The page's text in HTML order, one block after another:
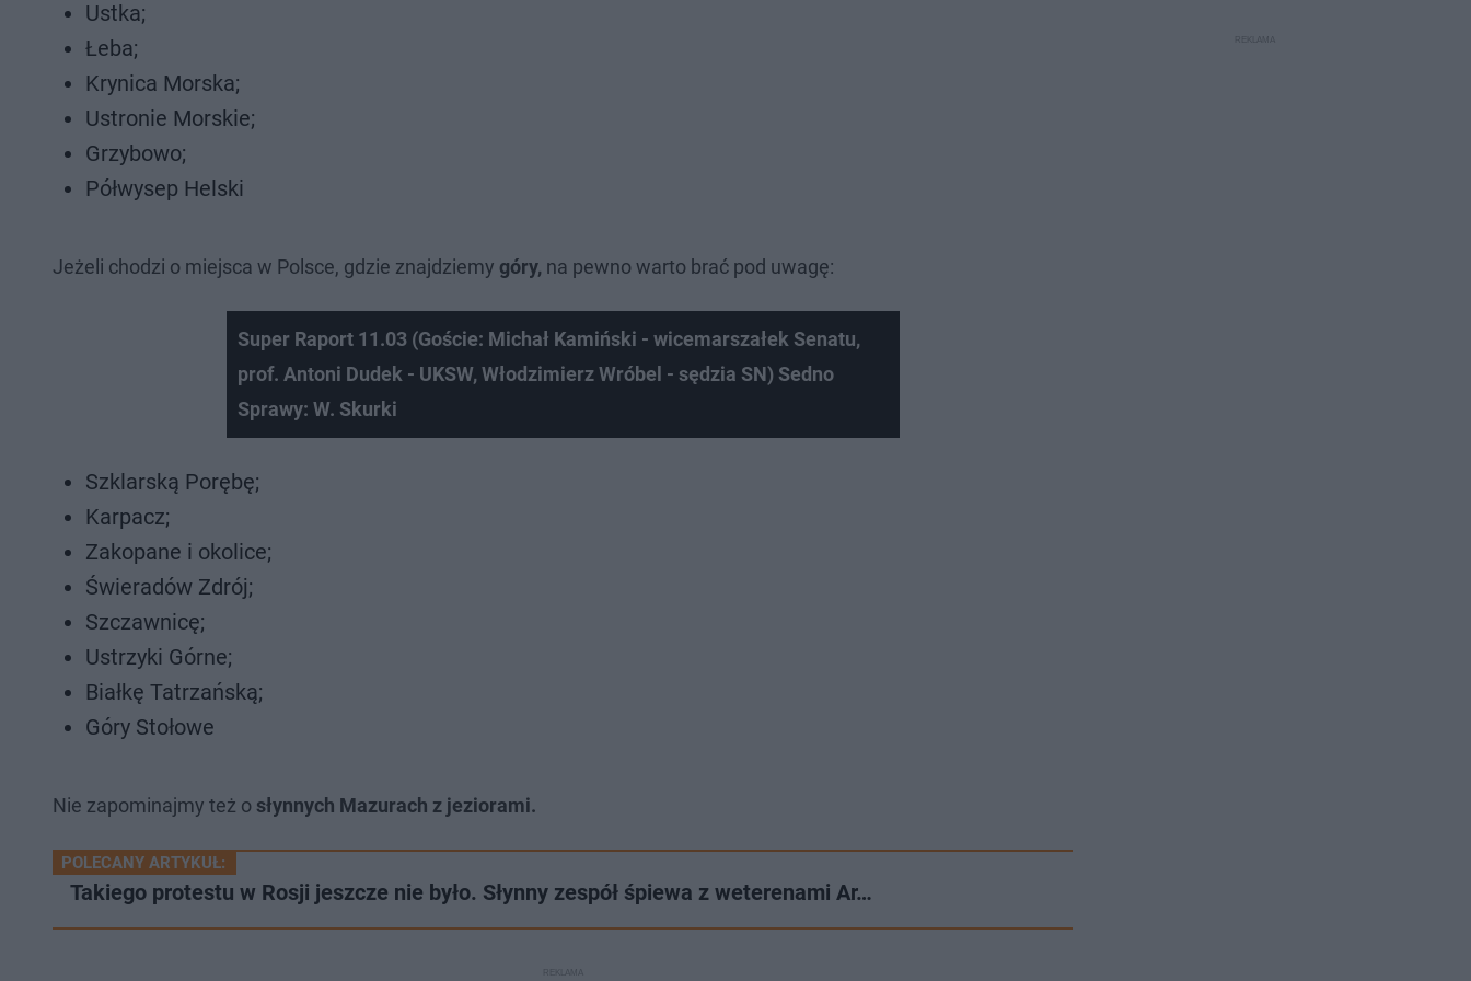
Ustka;
Łeba;
Krynica Morska;
Ustronie Morskie;
Grzybowo;
Półwysep Helski
Jeżeli chodzi o miejsca w Polsce, gdzie znajdziemy góry, na pewno warto brać pod uwagę:
Super Raport 11.03 (Goście: Michał Kamiński - wicemarszałek Senatu,
prof. Antoni Dudek - UKSW, Włodzimierz Wróbel - sędzia SN) Sedno
Sprawy: W. Skurki
Szklarską Porębę;
Karpacz;
Zakopane i okolice;
Świeradów Zdrój;
Szczawnicę;
Ustrzyki Górne;
Białkę Tatrzańską;
Góry Stołowe
Nie zapominajmy też o słynnych Mazurach z jeziorami.
POLECANY ARTYKUŁ:
Takiego protestu w Rosji jeszcze nie było. Słynny zespół śpiewa z weterenami Ar…